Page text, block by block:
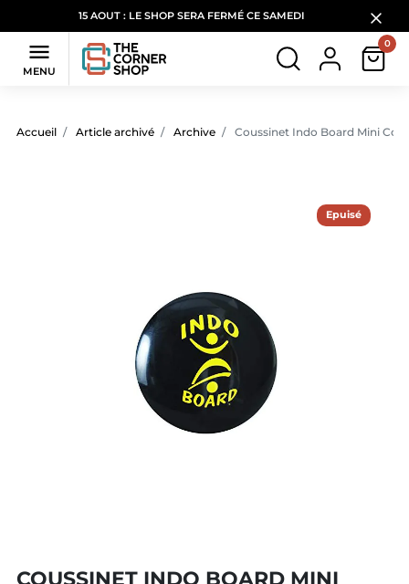
15 AOUT : LE SHOP SERA FERMÉ CE SAMEDI

MENU
0
Accueil Article archivé Archive Coussinet Indo Board Mini
Epuisé
COUSSINET INDO BOARD MINI